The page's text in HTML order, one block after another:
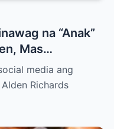
na “Anak”
Mas
media ang
Richards